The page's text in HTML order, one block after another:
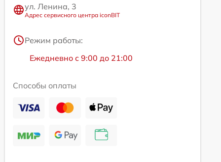
ул. Ленина, 3
Адрес сервисного центра iconBIT
Режим работы:
Ежедневно с 9:00 до 21:00
Способы оплаты